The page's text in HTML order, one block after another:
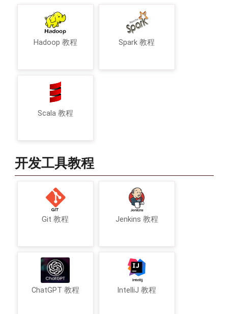
Hadoop 教程 Spark 教程
Scala 教程
开发工具教程
Git 教程 Jenkins 教程
ChatGPT 教程 IntelliJ 教程